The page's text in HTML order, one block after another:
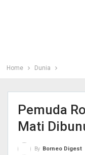
Home Dunia
Pemuda
Mati
By Borneo Digest